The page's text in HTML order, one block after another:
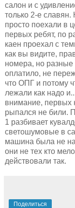
салон и с
только 2-е
просто поехали в
первых ребят, по
каен проехал с
как вы видите,
номера, но
оплатило, не
что ОПГ и потому
лежали как надо
внимание, первых
рыпался не били.
1 разбивает
светошумовые в
машина была не
они не тех кто
действовали так.
Поделиться